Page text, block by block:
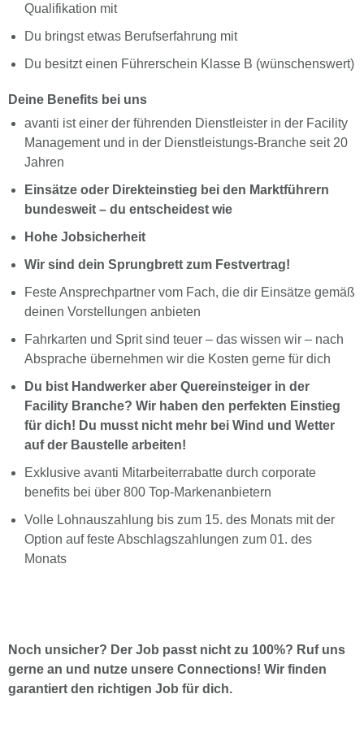
Qualifikation mit
Du bringst etwas Berufserfahrung mit
Du besitzt einen Führerschein Klasse B (wünschenswert)
Deine Benefits bei uns
avanti ist einer der führenden Dienstleister in der Facility
Management und in der Dienstleistungs-Branche seit 20
Jahren
Einsätze oder Direkteinstieg bei den Marktführern
bundesweit – du entscheidest wie
Hohe Jobsicherheit
Wir sind dein Sprungbrett zum Festvertrag!
Feste Ansprechpartner vom Fach, die dir Einsätze gemäß
deinen Vorstellungen anbieten
Fahrkarten und Sprit sind teuer – das wissen wir – nach
Absprache übernehmen wir die Kosten gerne für dich
Du bist Handwerker aber Quereinsteiger in der
Facility Branche? Wir haben den perfekten Einstieg
für dich! Du musst nicht mehr bei Wind und Wetter
auf der Baustelle arbeiten!
Exklusive avanti Mitarbeiterrabatte durch corporate
benefits bei über 800 Top-Markenanbietern
Volle Lohnauszahlung bis zum 15. des Monats mit der
Option auf feste Abschlagszahlungen zum 01. des
Monats
Noch unsicher? Der Job passt nicht zu 100%? Ruf uns
gerne an und nutze unsere Connections! Wir finden
garantiert den richtigen Job für dich.